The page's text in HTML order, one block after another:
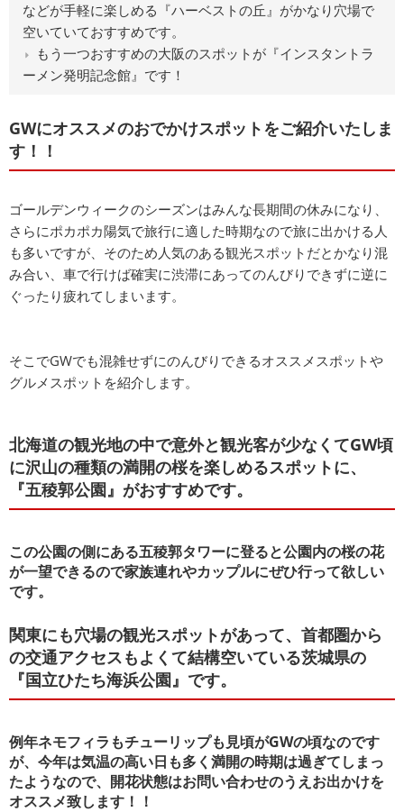
などが手軽に楽しめる『ハーベストの丘』がかなり穴場で
空いていておすすめです。
もう一つおすすめの大阪のスポットが『インスタントラ
ーメン発明記念館』です！
GWにオススメのおでかけスポットをご紹介いたしま
す！！
ゴールデンウィークのシーズンはみんな長期間の休みになり、
さらにポカポカ陽気で旅行に適した時期なので旅に出かける人
も多いですが、そのため人気のある観光スポットだとかなり混
み合い、車で行けば確実に渋滞にあってのんびりできずに逆に
ぐったり疲れてしまいます。
そこでGWでも混雑せずにのんびりできるオススメスポットや
グルメスポットを紹介します。
北海道の観光地の中で意外と観光客が少なくてGW頃
に沢山の種類の満開の桜を楽しめるスポットに、
『五稜郭公園』がおすすめです。
この公園の側にある五稜郭タワーに登ると公園内の桜の花
が一望できるので家族連れやカップルにぜひ行って欲しい
です。
関東にも穴場の観光スポットがあって、首都圏から
の交通アクセスもよくて結構空いている茨城県の
『国立ひたち海浜公園』です。
例年ネモフィラもチューリップも見頃がGWの頃なのです
が、今年は気温の高い日も多く満開の時期は過ぎてしまっ
たようなので、開花状態はお問い合わせのうえお出かけを
オススメ致します！！